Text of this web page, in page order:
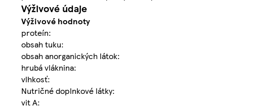
Výživové údaje
Výživové hodnoty
proteín:
obsah tuku:
obsah anorganických látok:
hrubá vláknina:
vlhkosť:
Nutričné doplnkové látky:
vit A: